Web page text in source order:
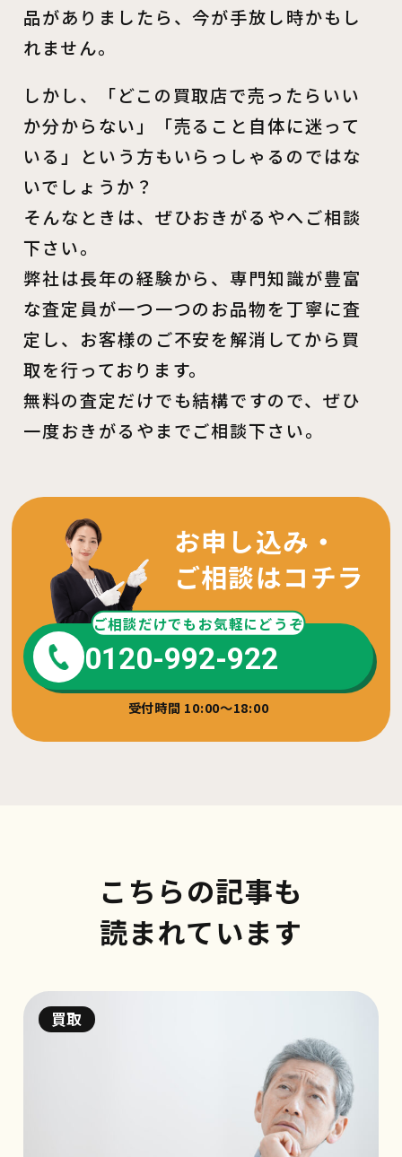
品がありましたら、今が手放し時かもし
れません。
しかし、「どこの買取店で売ったらいい
か分からない」「売ること自体に迷って
いる」という方もいらっしゃるのではな
いでしょうか？
そんなときは、ぜひおきがるやへご相談
下さい。
弊社は長年の経験から、専門知識が豊富
な査定員が一つ一つのお品物を丁寧に査
定し、お客様のご不安を解消してから買
取を行っております。
無料の査定だけでも結構ですので、ぜひ
一度おきがるやまでご相談下さい。
お申し込み・
ご相談はコチラ
ご相談だけでもお気軽にどうぞ
0120-992-922
受付時間 10:00～18:00
こちらの記事も
読まれています
買取